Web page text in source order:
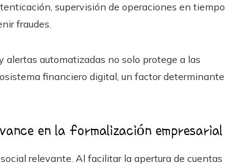
supervisión de operaciones en tiempo
fraudes.
automatizadas no solo protege a las
financiero digital, un factor determinante
en la formalización empresarial
relevante. Al facilitar la apertura de cuentas